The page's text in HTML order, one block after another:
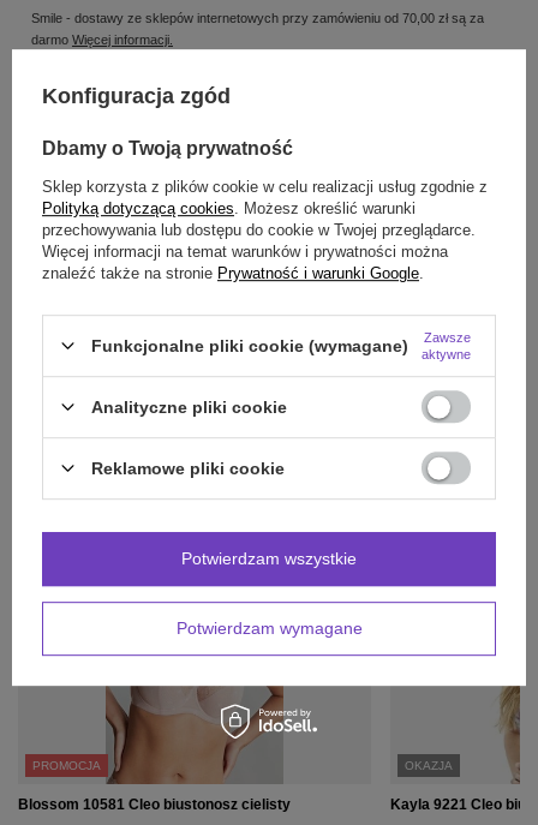
Smile - dostawy ze sklepów internetowych przy zamówieniu od 70,00 złsą za
darmo Więcej informacji.
OPINIE (0)
Potrzebujesz pomocy? Masz pytania?
Zadaj pytanie a my odpowiemy niezwłocznie,
INNE PRODUKTY
PRODUCENTA:
PROMOCJA
Blossom 10581 Cleo biustonosz cielisty
OKAZJA
Kayla 9221 Cleo
Konfiguracja zgód
Dbamy o Twoją prywatność
Sklep korzysta z plików cookie w celu realizacji usług zgodnie z
Polityką dotyczącą cookies . Możesz określić warunki
przechowywania lub dostępu do cookie w Twojej przeglądarce.
Więcej informacji na temat warunków i prywatności można
znaleźć także na stronie Prywatność i warunki Google
Funkcjonalne pliki cookie (wymagane)
Zawsze
aktywne
Analityczne pliki cookie
Reklamowe pliki cookie
Potwierdzam wymagane
Potwierdzam wszystkie